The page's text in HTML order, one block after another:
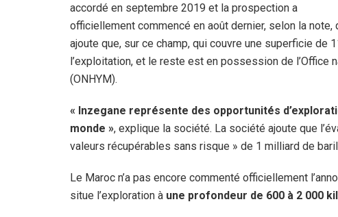
accordé en septembre 2019 et la prospection a
officiellement commencé en août dernier, selon la note,
ajoute que, sur ce champ, qui couvre une superficie
l’exploitation, et le reste est en possession de
(ONHYM).
« Inzegane représente des opportunités
monde », explique la société. La société ajoute que
valeurs récupérables sans risque » de 1 milliard de
Le Maroc n’a pas encore commenté officiellement
situe l’exploration à une profondeur de 600 à 2 000